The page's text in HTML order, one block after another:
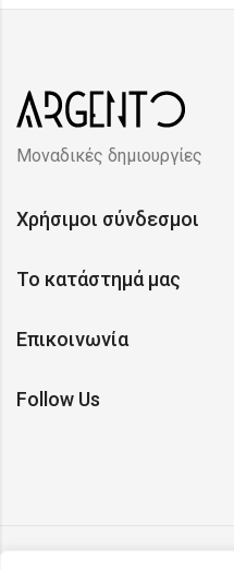
Μοναδικές δημιουργίες
Χρήσιμοι σύνδεσμοι
Το κατάστημά μας
Επικοινωνία
Follow Us